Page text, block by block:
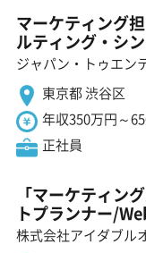
マーケティング
ルティング・シ
ジャパン・トゥエン
東京都 渋谷区
年収350万円～
正社員
「マーケティン
トプランナー/
株式会社アイダブル